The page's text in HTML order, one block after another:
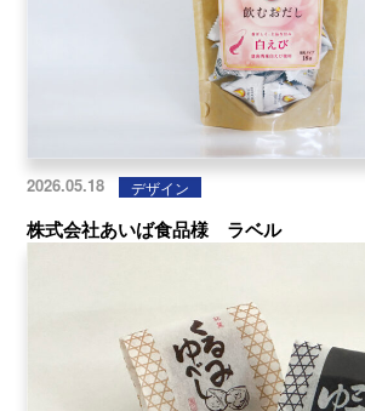
2026.05.18 デザイン
株式会社あいば食品様 ラベル